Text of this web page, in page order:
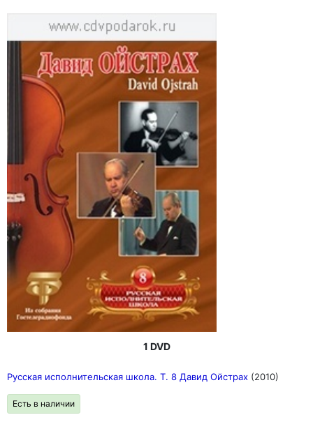
1 DVD
Русская исполнительская школа. Т. 8 Давид Ойстрах (2010)
Есть в наличии